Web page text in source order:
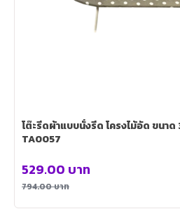
โต๊ะรีดผ้าแบบนั่งรีด โครงไม้อัด ขนา
TA0057
794.00บาท
529.00 บาท